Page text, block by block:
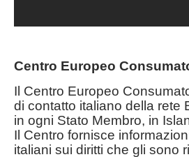
Centro Europeo
Il Centro Europeo
di contatto italiano della rete
in ogni Stato Membro, in
Il Centro fornisce
italiani sui diritti che gli sono